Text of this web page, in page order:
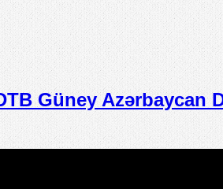
Güney Azərbaycan